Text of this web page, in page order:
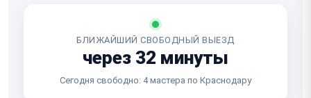
БЛИЖАЙШИЙ СВОБОДНЫЙ ВЫЕЗД
через 32 минуты
Сегодня свободно: 4 мастера по Краснодару